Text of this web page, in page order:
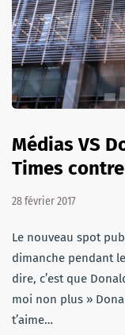
Médias VS
Times
28 février 2017
Le nouveau spot
dimanche pendant
dire, c’est que
moi non plus »
t’aime…